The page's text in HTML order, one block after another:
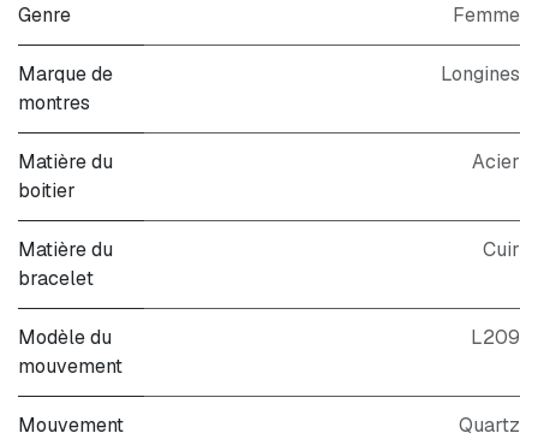
Genre Femme
Marque de
montres
Longines
Matière du
boitier
Acier
Matière du
bracelet
Cuir
Modèle du
mouvement
L209
Mouvement Quartz